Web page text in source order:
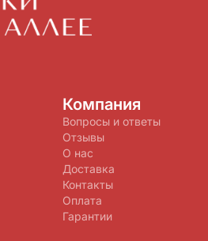
Компания
Вопросы и ответы
Отзывы
О нас
Доставка
Контакты
Оплата
Гарантии